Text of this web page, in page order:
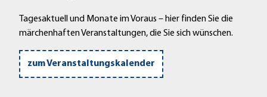
Tagesaktuell und Monate im Voraus – hier finden Sie die
märchenhaften Veranstaltungen, die Sie sich wünschen.
zum Veranstaltungskalender